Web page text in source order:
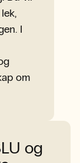
I
om
og